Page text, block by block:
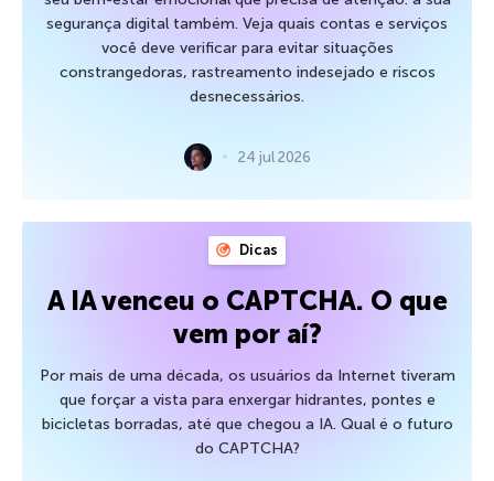
segurança digital também. Veja quais contas e serviços
você deve verificar para evitar situações
constrangedoras, rastreamento indesejado e riscos
desnecessários.
24 jul 2026
Dicas
A IA venceu o CAPTCHA. O que
vem por aí?
Por mais de uma década, os usuários da Internet tiveram
que forçar a vista para enxergar hidrantes, pontes e
bicicletas borradas, até que chegou a IA. Qual é o futuro
do CAPTCHA?